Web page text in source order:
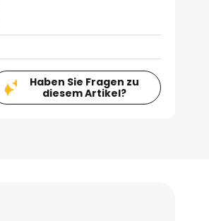
Haben Sie Fragen zu
diesem Artikel?